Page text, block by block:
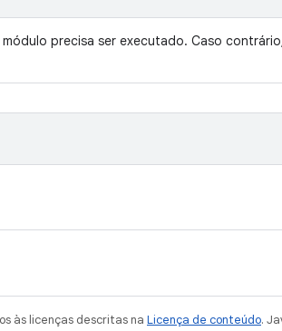
precisa ser executado. Caso
às licenças descritas na Licença de conteúdo.